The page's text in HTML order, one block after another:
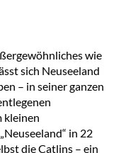
wie
sich Neuseeland
– in seiner ganzen
kleinen
in 22
die Catlins – ein